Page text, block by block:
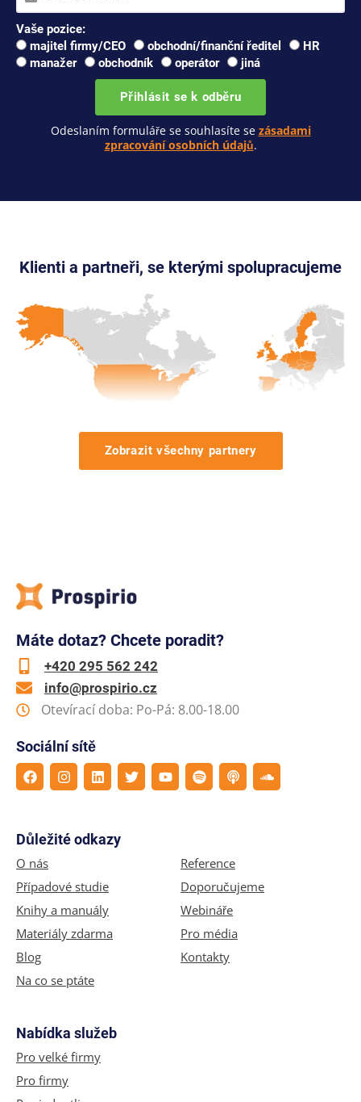
Vaše pozice:
majitel firmy/CEO
obchodní/finanční ředitel
HR
manažer
obchodník operátor jiná
Přihlásit se k odběru
Odeslaním formuláře se souhlasíte se zásadami
zpracování osobních údajů.
Klienti a partneři, se kterými spolupracujeme
Zobrazit všechny partnery
Máte dotaz? Chcete poradit?
+420 295 562 242
info@prospirio.cz
Otevírací doba: Po-Pá: 8.00-18.00
Sociální sítě
Důležité odkazy
O nás
Případové studie
Knihy a manuály
Materiály zdarma
Blog
Na co se ptáte
Reference
Doporučujeme
Webináře
Pro média
Kontakty
Nabídka služeb
Pro velké firmy
Pro firmy